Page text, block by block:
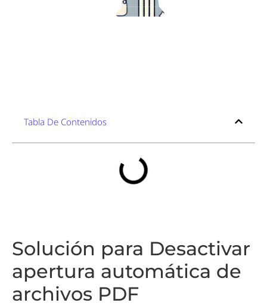
Tabla De Contenidos
Solución para Desactivar
apertura automática de
archivos PDF